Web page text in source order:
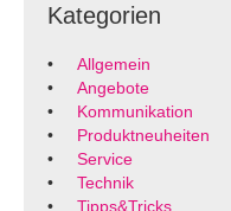
Kategorien
Allgemein
Angebote
Kommunikation
Produktneuheiten
Service
Technik
Tipps&Tricks